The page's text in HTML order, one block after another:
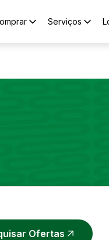
Serviços
Ofertas